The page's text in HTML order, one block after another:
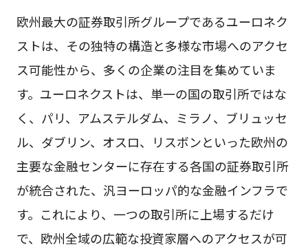
欧州最大の証券取引所グループであるユーロネク
ストは、その独特の構造と多様な市場へのアクセ
ス可能性から、多くの企業の注目を集めていま
す。ユーロネクストは、単一の国の取引所ではな
く、パリ、アムステルダム、ミラノ、ブリュッセ
ル、ダブリン、オスロ、リスボンといった欧州の
主要な金融センターに存在する各国の証券取引所
が統合された、汎ヨーロッパ的な金融インフラで
す。これにより、一つの取引所に上場するだけ
で、欧州全域の広範な投資家層へのアクセスが可